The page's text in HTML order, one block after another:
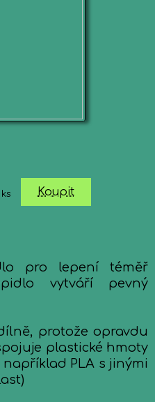
ks Koupit
pro lepení téměř
vytváří pevný
protože opravdu
plastické hmoty
PLA s jinými